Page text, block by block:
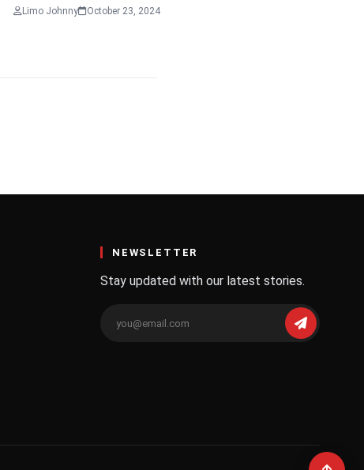
Limo Johnny October 23, 2024
NEWSLETTER
Stay updated with our latest stories.